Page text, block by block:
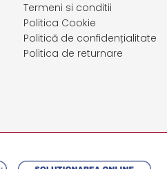
Termeni si conditii
Politica Cookie
Politică de confidențialitate
Politica de returnare